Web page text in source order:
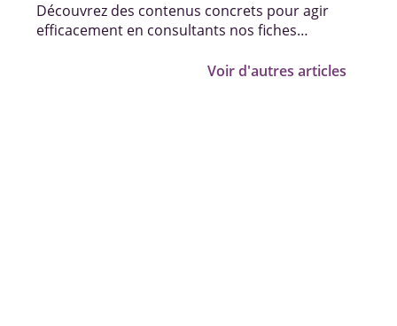
Découvrez des contenus concrets pour agir
efficacement en consultants nos fiches
Voir d'autres articles